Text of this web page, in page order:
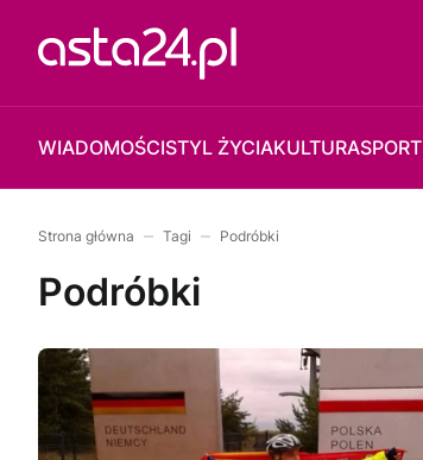
WIADOMOŚCISTYL ŻYCIAKULTURASPORT
Strona główna Tagi Podróbki
Podróbki